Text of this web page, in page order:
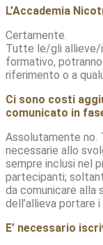
L’Accademia
Certamente.
Tutte le/gli allieve/
formativo,
riferimento o a
Ci sono costi
comunicato in
Assolutamente
necessarie allo
sempre inclusi nel
partecipanti;
da comunicare alla
dell’allieva portare
E’ necessario